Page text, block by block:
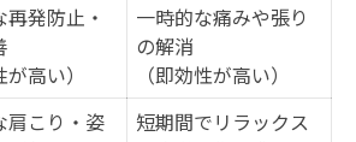
発防止・
が高い）
一時的な痛みや張り
の解消
（即効性が高い）
肩こり・姿
短期間でリラックス